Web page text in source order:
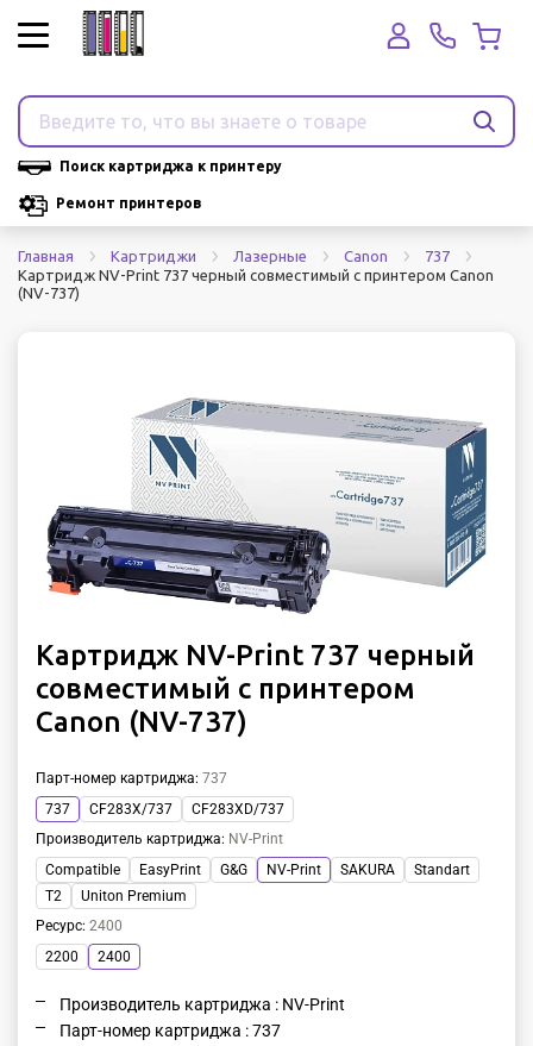
Поиск картриджа к принтеру
Ремонт принтеров
Главная Картриджи Лазерные Canon
737
Картридж NV-Print 737 черный совместимый с принтером Canon
(NV-737)
Картридж NV-Print 737 черный
совместимый с принтером
Canon (NV-737)
Парт-номер картриджа: 737
737
CF283X/737
CF283XD/737
Производитель картриджа: NV-Print
Compatible
EasyPrint G&G NV-Print SAKURA
Standart
T2
Uniton Premium
Ресурс: 2400
2200
2400
Производитель картриджа : NV-Print
Парт-номер картриджа : 737